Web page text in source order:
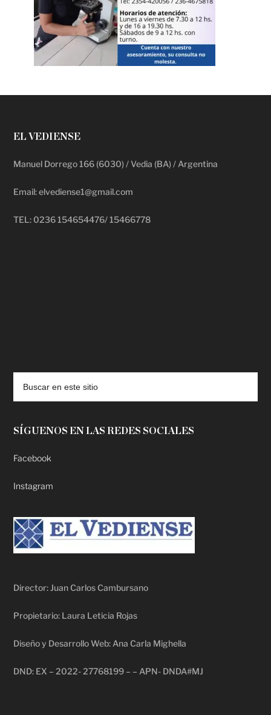
EL VEDIENSE
Manuel Dorrego 166 (6030) / Vedia (BA) / Argentina
Email: elvediense1@gmail.com
TEL: 0236 154654476/ 15466778
SÍGUENOS EN LAS REDES SOCIALES
Facebook
Instagram
Director: Juan Carlos Cambursano
Propietario: Laura Leticia Rojas
Diseño y Desarrollo Web: Ana Carla Mighella
DND: EX – 2022- 27768199 – – APN- DNDA#MJ